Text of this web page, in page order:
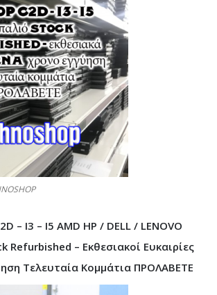
– I3 – I5 AMD HP / DELL / LENOVO
Refurbished – Εκθεσιακοί Ευκαιρίες
Τελευταία Κομμάτια ΠΡΟΛΑΒΕΤΕ